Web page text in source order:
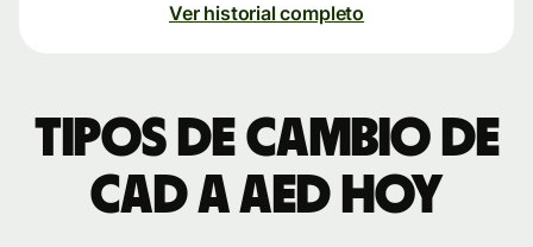
Ver historial completo
Tipos de cambio de
CAD a AED hoy